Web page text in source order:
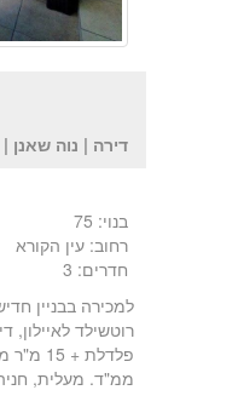
דירה | נוה שאנן
בנוי: 75
רחוב: עין הקורא
חדרים: 3
למכירה בבניין
ממ"ד. מעלית,